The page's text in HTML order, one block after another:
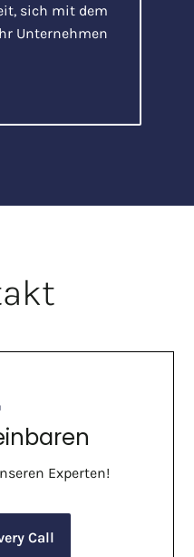
sich mit dem
Unternehmen
Experten!
Call